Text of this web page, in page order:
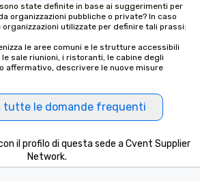
state definite in base ai suggerimenti per
organizzazioni pubbliche o private? In caso
utilizzate per definire tali prassi:
le aree comuni e le strutture accessibili
sale riunioni, i ristoranti, le cabine degli
affermativo, descrivere le nuove misure
tutte le domande frequenti
il profilo di questa sede a Cvent Supplier
Network.